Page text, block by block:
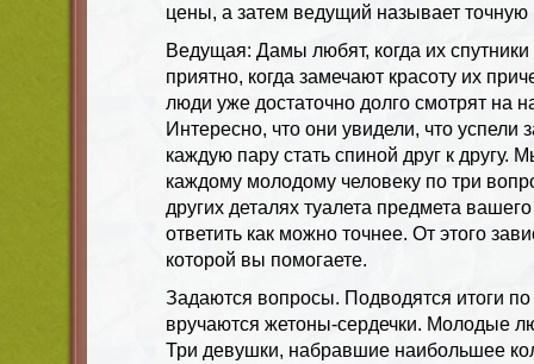
цены, а затем ведущий называет точную
Ведущая: Дамы любят, когда их
приятно, когда замечают красоту их
люди уже достаточно долго смотрят на
Интересно, что они увидели, что успели
каждую пару стать спиной друг к другу.
каждому молодому человеку по три
других деталях туалета предмета
ответить как можно точнее. От этого
которой вы помогаете.
Задаются вопросы. Подводятся итоги
вручаются жетоны-сердечки. Молодые
Три девушки, набравшие наибольшее